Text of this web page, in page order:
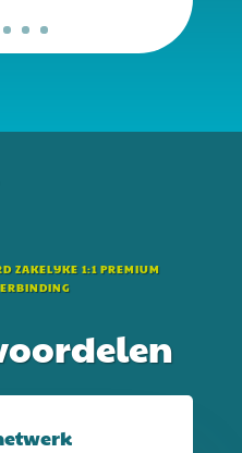
ZAKELIJKE 1:1 PREMIUM